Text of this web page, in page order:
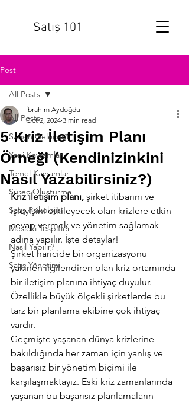
Satış 101
Post
All Posts
Satışın Geleceği
Yeni Kavramlar
Temel Kavramlar
Süreç Oluşturma
Satış Psikolojisi
Mesleki Tespitler
Nasıl Yapılır?
Satış Yönetimi
All Posts
5 Kriz İletişim Planı
Örneği (Kendinizinkini
Nasıl Yazabilirsiniz?)
İbrahim Aydoğdu
Oct 2, 2024 3 min read
Kriz iletişim planı, şirket itibarını ve
işleyişini etkileyecek olan krizlere etkin
cevap vermek ve yönetim sağlamak
adına yapılır. İşte detaylar!
Şirket haricide bir organizasyonu
yakinen ilgilendiren olan kriz ortamında
bir iletişim planına ihtiyaç duyulur.
Özellikle büyük ölçekli şirketlerde bu
tarz bir planlama ekibine çok ihtiyaç
vardır.
Geçmişte yaşanan dünya krizlerine
bakıldığında her zaman için yanlış ve
başarısız bir yönetim biçimi ile
karşılaşmaktayız. Eski kriz zamanlarında
yaşanan bu başarısız planlamaların